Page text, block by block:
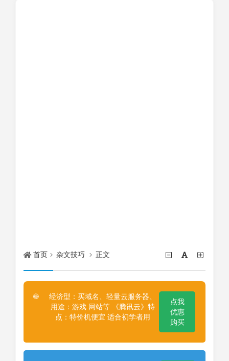
首页 杂文技巧 正文
🌐
经济型：买域名、轻量云服务器、
用途：游戏 网站等 《腾讯云》特
点：特价机便宜 适合初学者用
点我
优惠
购买